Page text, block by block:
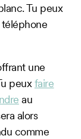
Tu peux
une
peuxfaire
au
alors
comme